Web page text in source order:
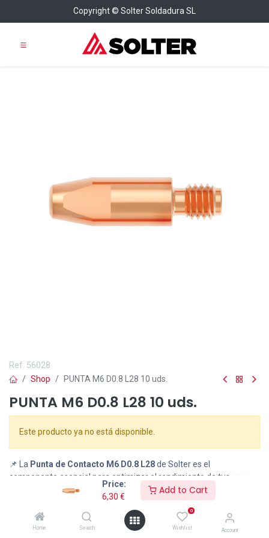
Price:
6,30 €
Add to Cart
Home Search
0
Wishlist Account
Copyright © Solter Soldadura SL
Ref. 56028
Shop
PUNTA M6 D0.8 L28 10 uds.
PUNTA M6 D0.8 L28 10 uds.
Este producto ya no está disponible.
📌 La Punta de Contacto M6 D0.8 L28de Solter es el
componente esencial para optimizar el rendimiento de tus
antorchas MIG/MAG
. Diseñada para garantizar una transferencia
de corriente estable y una soldadura precisa, su fabricación en
cobre de alta conductividad asegura un contacto eficiente con
hilos de 0.8 mm
. Con su rosca M6, es compatible con una amplia